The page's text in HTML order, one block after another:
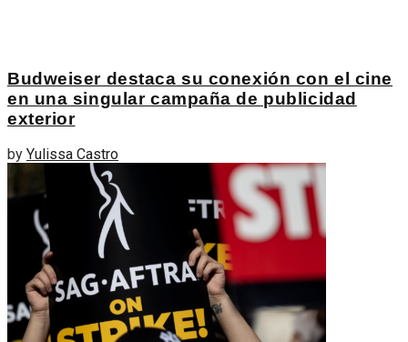
Budweiser destaca su conexión con el cine
en una singular campaña de publicidad
exterior
by Yulissa Castro